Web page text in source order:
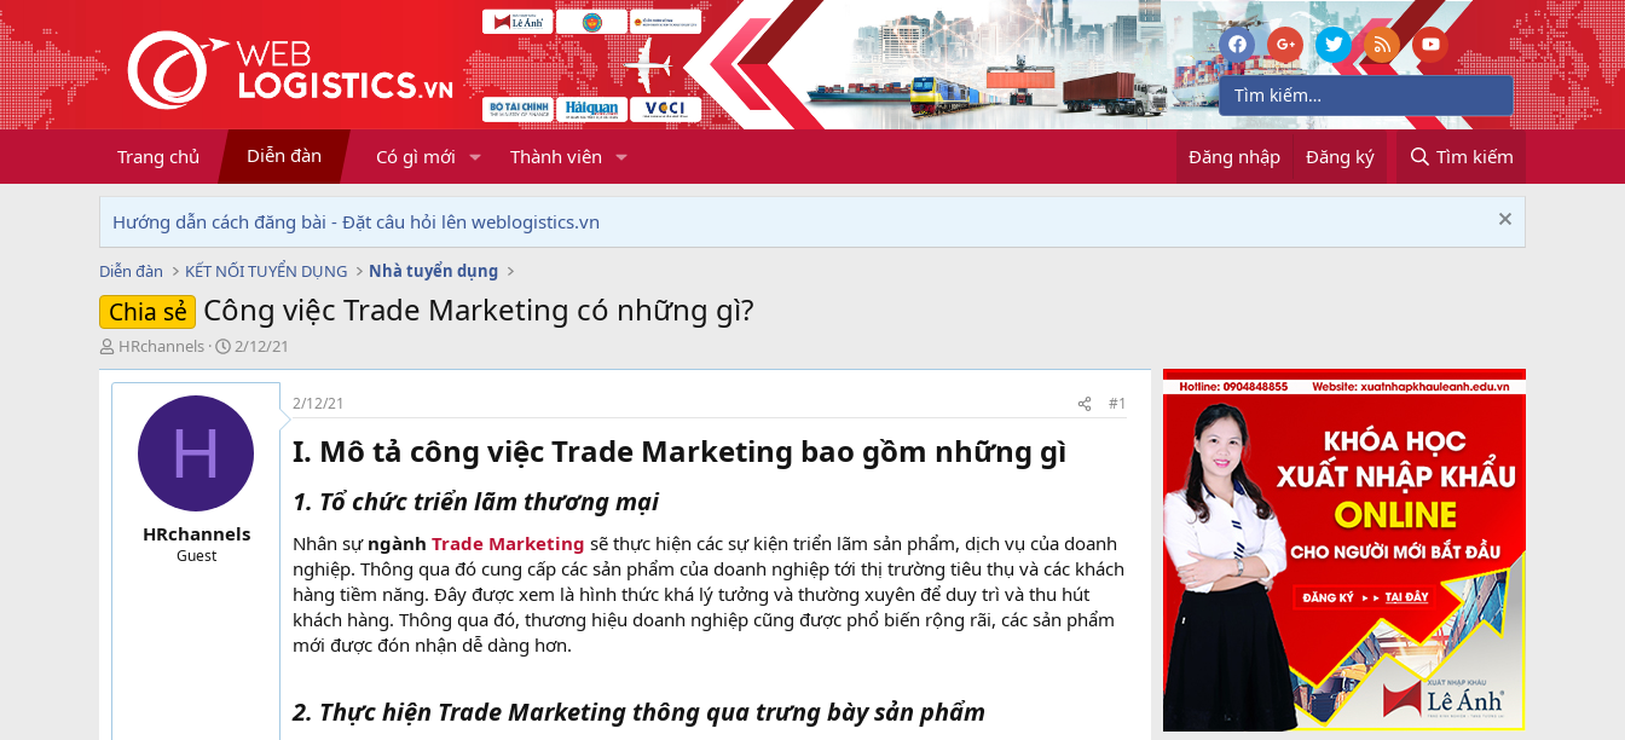
Trang chủ Diễn đàn Có gì mới Thành viên Đăng nhập Đăng ký Tìm kiếm
Hướng dẫn cách đăng bài - Đặt câu hỏi lên weblogistics.vn
Diễn đàn KẾT NỐI TUYỂN DỤNG Nhà tuyển dụng
Chia sẻ Công việc Trade Marketing có những gì?
T
h
r
HRchannels
N
g
à
y
2/12/21
H
HRchannels
Guest
2/12/21 #1
I. Mô tả công việc Trade Marketing bao gồm những gì
1. Tổ chức triển lãm thương mại
Nhân sự ngành Trade Marketing sẽ thực hiện các sự kiện triển lãm sản phẩm, dịch vụ của doanh
nghiệp. Thông qua đó cung cấp các sản phẩm của doanh nghiệp tới thị trường tiêu thụ và các khách
hàng tiềm năng. Đây được xem là hình thức khá lý tưởng và thường xuyên để duy trì và thu hút
khách hàng. Thông qua đó, thương hiệu doanh nghiệp cũng được phổ biến rộng rãi, các sản phẩm
mới được đón nhận dễ dàng hơn.
2. Thực hiện Trade Marketing thông qua trưng bày sản phẩm